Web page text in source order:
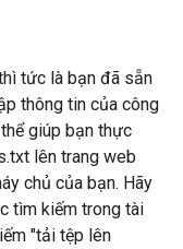
tức là bạn đã sẵn
thông tin của công
giúp bạn thực
lên trang web
chủ của bạn. Hãy
tìm kiếm trong tài
"tải tệp lên